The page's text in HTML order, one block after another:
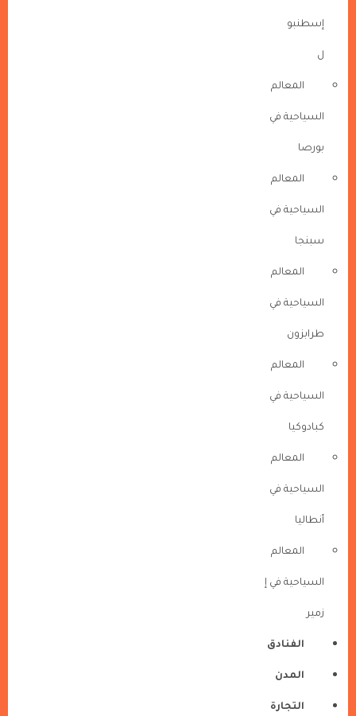
إسطنبو
ل
المعالم
السياحية في
بورصا
المعالم
السياحية في
سبنجا
المعالم
السياحية في
طرابزون
المعالم
السياحية في
كبادوكيا
المعالم
السياحية في
أنطاليا
المعالم
السياحية في إ
زمير
الفنادق
المدن
التجارة